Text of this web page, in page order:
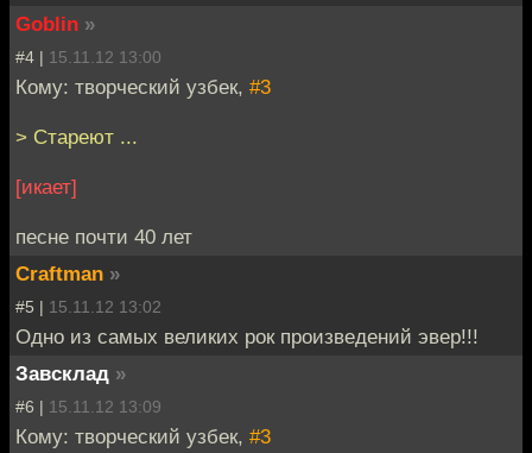
Goblin »
#4 | 15.11.12 13:00
Кому: творческий узбек, #3
> Стареют ...
[икает]
песне почти 40 лет
Craftman »
#5 | 15.11.12 13:02
Одно из самых великих рок произведений эвер!!!
Завсклад »
#6 | 15.11.12 13:09
Кому: творческий узбек, #3